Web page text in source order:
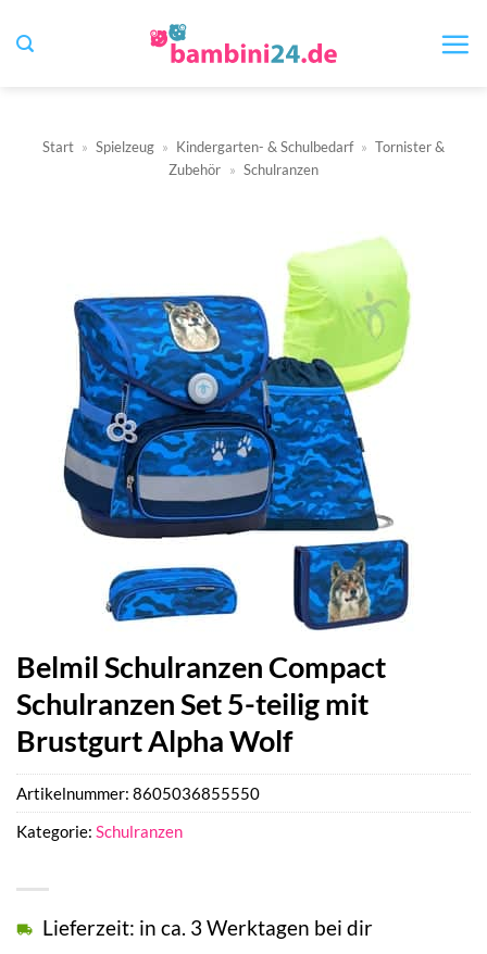
Inhalt
Start » Spielzeug » Kindergarten- & Schulbedarf » Tornister &
Zubehör » Schulranzen
Belmil Schulranzen Compact
Schulranzen Set 5-teilig mit
Brustgurt Alpha Wolf
Lieferzeit: in ca. 3 Werktagen bei dir
Artikelnummer: 8605036855550
Kategorie: Schulranzen